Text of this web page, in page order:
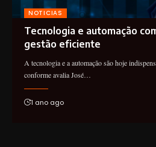
NOTICIAS
Tecnologia e automação
gestão eficiente
A tecnologia e a automação são hoje
conforme avalia José…
1 ano ago